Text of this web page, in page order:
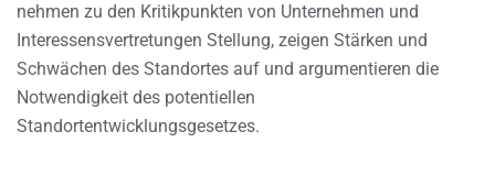
nehmen zu den Kritikpunkten von Unternehmen und
Interessensvertretungen Stellung, zeigen Stärken und
Schwächen des Standortes auf und argumentieren die
Notwendigkeit des potentiellen
Standortentwicklungsgesetzes.